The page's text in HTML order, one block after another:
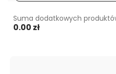
Suma dodatkowych
0.00 zł